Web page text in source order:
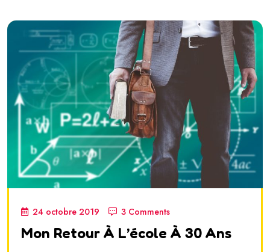
24 octobre 2019 3 Comments
Mon Retour À L’école À 30 Ans